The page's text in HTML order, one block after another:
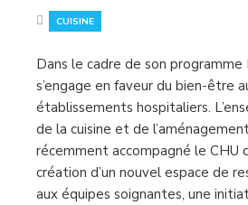
CUISINE
Dans le cadre de son programme
s’engage en faveur du bien-être
établissements hospitaliers.
de la cuisine et de
récemment accompagné le CHU
création d’un nouvel espace de
aux équipes soignantes, une